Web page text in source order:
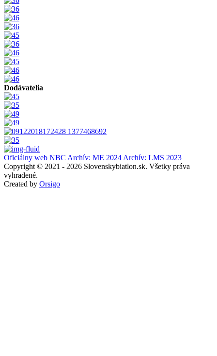
Dodávatelia
Oficiálny web NBC Archív: ME 2024 Archív: LMS 2023
Copyright © 2021 - 2026 Slovenskybiatlon.sk. Všetky práva
vyhradené.
Created by Orsigo